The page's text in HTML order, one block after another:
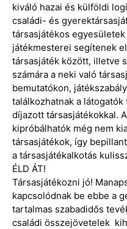
kiváló hazai és külföldi
családi- és
társasjátékos
játékmesterei segítenek
társasjáték között, illetve
számára a neki való
bemutatókon,
találkozhatnak a
díjazott társasjátékokkal.
kipróbálhatók még nem
társasjátékok, így
a társasjátékalkotás
ÉLD ÁT!
Társasjátékozni jó!
kapcsolódnak be ebbe a
tartalmas szabadidős
családi összejövetelek